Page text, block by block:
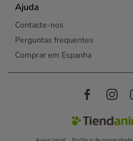
Ajuda
Contacte-nos
Perguntas frequentes
Comprar em Espanha